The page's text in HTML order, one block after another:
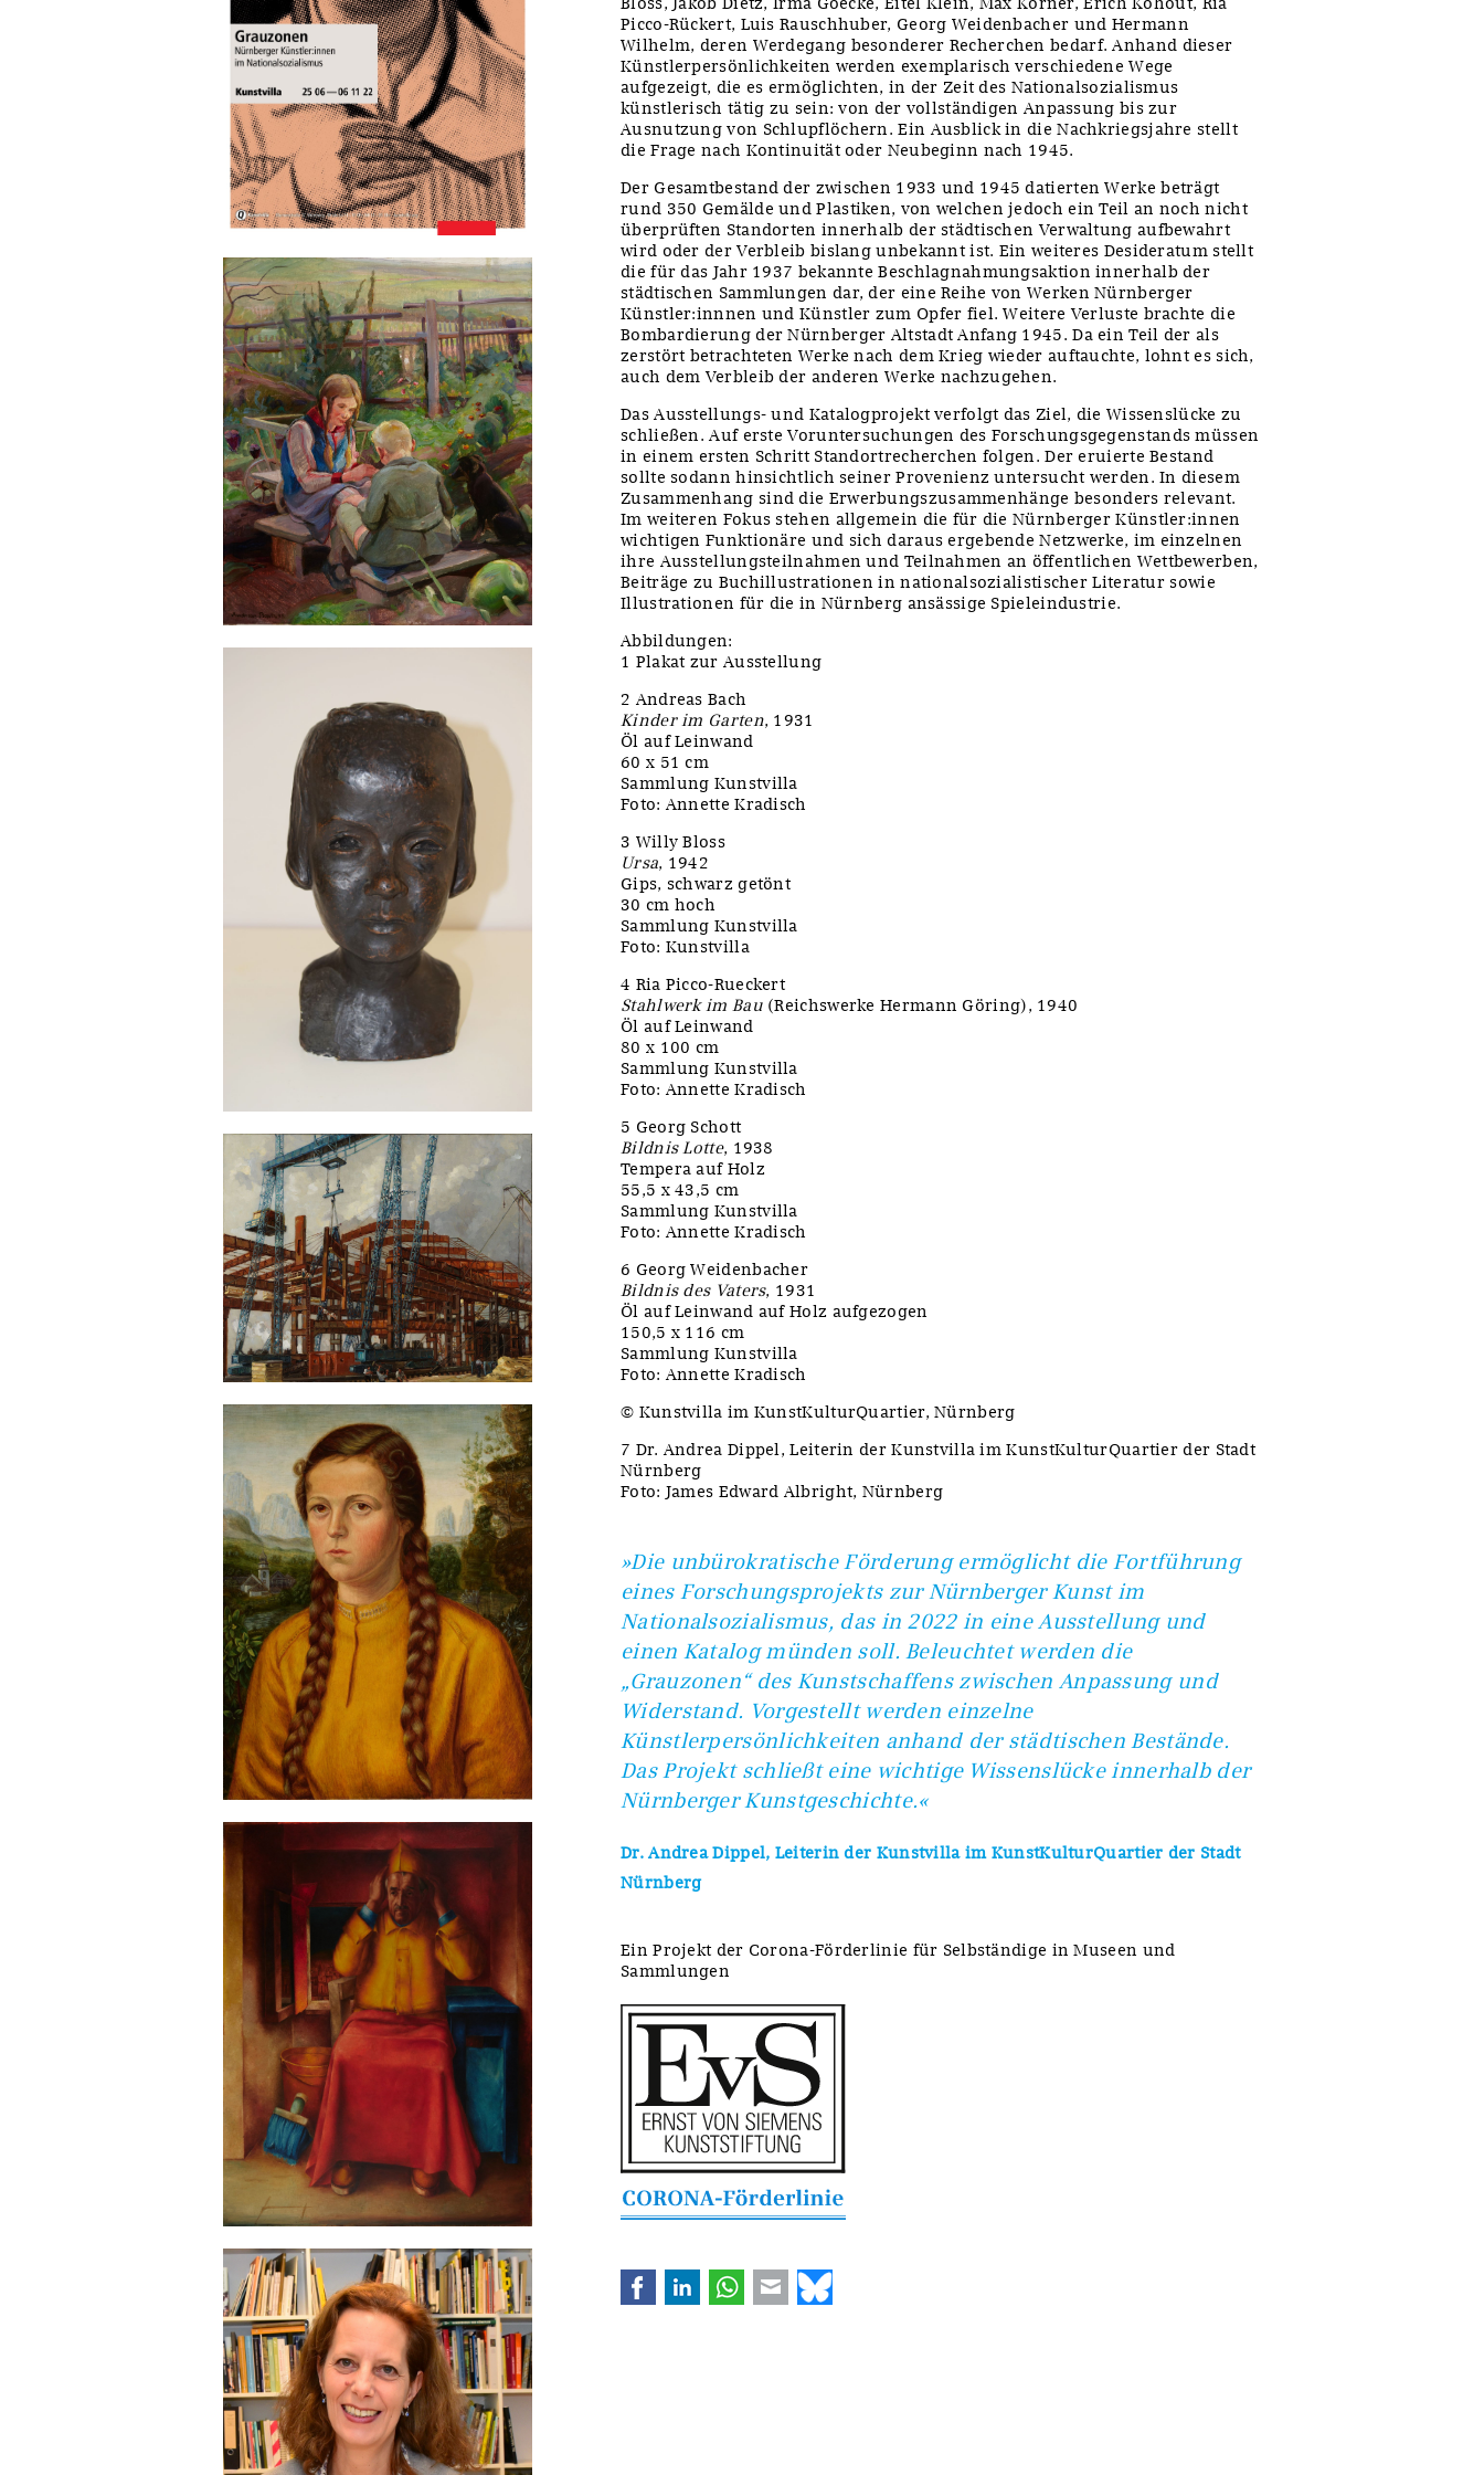
Picco-Rückert, Luis Rauschhuber, Georg Weidenbacher und Hermann
Wilhelm, deren Werdegang besonderer Recherchen bedarf. Anhand dieser
Künstlerpersönlichkeiten werden exemplarisch verschiedene Wege
aufgezeigt, die es ermöglichten, in der Zeit des Nationalsozialismus
künstlerisch tätig zu sein: von der vollständigen Anpassung bis zur
Ausnutzung von Schlupflöchern. Ein Ausblick in die Nachkriegsjahre stellt
die Frage nach Kontinuität oder Neubeginn nach 1945.
Der Gesamtbestand der zwischen 1933 und 1945 datierten Werke beträgt
rund 350 Gemälde und Plastiken, von welchen jedoch ein Teil an noch nicht
überprüften Standorten innerhalb der städtischen Verwaltung aufbewahrt
wird oder der Verbleib bislang unbekannt ist. Ein weiteres Desideratum stellt
die für das Jahr 1937 bekannte Beschlagnahmungsaktion innerhalb der
städtischen Sammlungen dar, der eine Reihe von Werken Nürnberger
Künstler:innnen und Künstler zum Opfer fiel. Weitere Verluste brachte die
Bombardierung der Nürnberger Altstadt Anfang 1945. Da ein Teil der als
zerstört betrachteten Werke nach dem Krieg wieder auftauchte, lohnt es sich,
auch dem Verbleib der anderen Werke nachzugehen.
Das Ausstellungs- und Katalogprojekt verfolgt das Ziel, die Wissenslücke zu
schließen. Auf erste Voruntersuchungen des Forschungsgegenstands müssen
in einem ersten Schritt Standortrecherchen folgen. Der eruierte Bestand
sollte sodann hinsichtlich seiner Provenienz untersucht werden. In diesem
Zusammenhang sind die Erwerbungszusammenhänge besonders relevant.
Im weiteren Fokus stehen allgemein die für die Nürnberger Künstler:innen
wichtigen Funktionäre und sich daraus ergebende Netzwerke, im einzelnen
ihre Ausstellungsteilnahmen und Teilnahmen an öffentlichen Wettbewerben,
Beiträge zu Buchillustrationen in nationalsozialistischer Literatur sowie
Illustrationen für die in Nürnberg ansässige Spieleindustrie.
Abbildungen:
1 Plakat zur Ausstellung
2 Andreas Bach
Kinder im Garten, 1931
Öl auf Leinwand
60 x 51 cm
Sammlung Kunstvilla
Foto: Annette Kradisch
3 Willy Bloss
Ursa, 1942
Gips, schwarz getönt
30 cm hoch
Sammlung Kunstvilla
Foto: Kunstvilla
4 Ria Picco-Rueckert
Stahlwerk im Bau(Reichswerke Hermann Göring), 1940
Öl auf Leinwand
80 x 100 cm
Sammlung Kunstvilla
Foto: Annette Kradisch
5 Georg Schott
Bildnis Lotte, 1938
Tempera auf Holz
55,5 x 43,5 cm
Sammlung Kunstvilla
Foto: Annette Kradisch
6 Georg Weidenbacher
Bildnis des Vaters, 1931
Öl auf Leinwand auf Holz aufgezogen
150,5 x 116 cm
Sammlung Kunstvilla
Foto: Annette Kradisch
© Kunstvilla im KunstKulturQuartier, Nürnberg
7 Dr. Andrea Dippel, Leiterin der Kunstvilla im KunstKulturQuartier der Stadt
Nürnberg
Foto: James Edward Albright, Nürnberg
»Die unbürokratische Förderung ermöglicht die Fortführung
eines Forschungsprojekts zur Nürnberger Kunst im
Nationalsozialismus, das in 2022 in eine Ausstellung und
einen Katalog münden soll. Beleuchtet werden die
„Grauzonen“ des Kunstschaffens zwischen Anpassung und
Widerstand. Vorgestellt werden einzelne
Künstlerpersönlichkeiten anhand der städtischen Bestände.
Das Projekt schließt eine wichtige Wissenslücke innerhalb der
Nürnberger Kunstgeschichte.«
Dr. Andrea Dippel, Leiterin der Kunstvilla im KunstKulturQuartier der Stadt
Nürnberg
Ein Projekt der Corona-Förderlinie für Selbständige in Museen und
Sammlungen
FacebookLinkedInWhatsApp
E-mail